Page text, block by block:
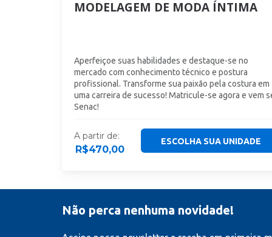
MODELAGEM DE MODA ÍNTIMA
Aperfeiçoe suas habilidades e destaque-se no
mercado com conhecimento técnico e postura
profissional. Transforme sua paixão pela costura em
uma carreira de sucesso! Matricule-se agora e vem
Senac!
A partir de:
R$470,00
ESCOLHA SUA UNIDADE
Não perca nenhuma novidade!